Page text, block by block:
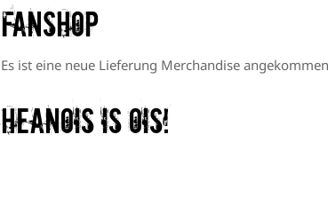
Fanshop
Es ist eine neue Lieferung Merchandise
Heanois is ois!